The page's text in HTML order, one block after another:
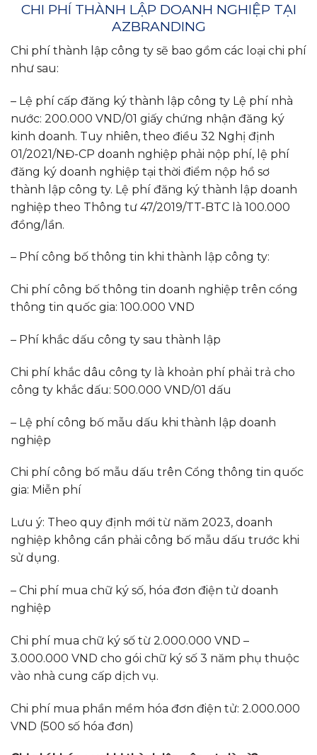
CHI PHÍ THÀNH LẬP DOANH NGHIỆP TẠI
AZBRANDING
Chi phí thành lập công ty sẽ bao gồm các loại chi phí
như sau:
– Lệ phí cấp đăng ký thành lập công ty Lệ phí nhà
nước: 200.000 VND/01 giấy chứng nhận đăng ký
kinh doanh. Tuy nhiên, theo điều 32 Nghị định
01/2021/NĐ-CP doanh nghiệp phải nộp phí, lệ phí
đăng ký doanh nghiệp tại thời điểm nộp hồ sơ
thành lập công ty. Lệ phí đăng ký thành lập doanh
nghiệp theo Thông tư 47/2019/TT-BTC là 100.000
đồng/lần.
– Phí công bố thông tin khi thành lập công ty:
Chi phí công bố thông tin doanh nghiệp trên cổng
thông tin quốc gia: 100.000 VND
– Phí khắc dấu công ty sau thành lập
Chi phí khắc dâu công ty là khoản phí phải trả cho
công ty khắc dấu: 500.000 VND/01 dấu
– Lệ phí công bố mẫu dấu khi thành lập doanh
nghiệp
Chi phí công bố mẫu dấu trên Cổng thông tin quốc
gia: Miễn phí
Lưu ý: Theo quy định mới từ năm 2023, doanh
nghiệp không cần phải công bố mẫu dấu trước khi
sử dụng.
– Chi phí mua chữ ký số, hóa đơn điện tử doanh
nghiệp
Chi phí mua chữ ký số từ 2.000.000 VND –
3.000.000 VND cho gói chữ ký số 3 năm phụ thuộc
vào nhà cung cấp dịch vụ.
Chi phí mua phần mềm hóa đơn điện tử: 2.000.000
VND (500 số hóa đơn)